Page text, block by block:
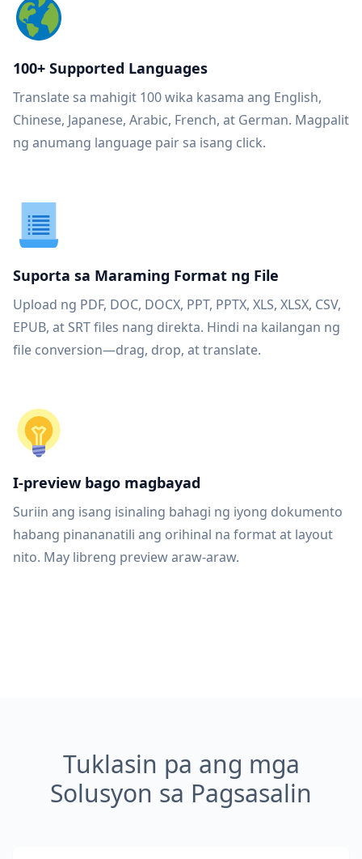
100+ Supported Languages
Translate sa mahigit 100 wika kasama ang English,
Chinese, Japanese, Arabic, French, at German. Magpalit
ng anumang language pair sa isang click.
Suporta sa Maraming Format ng File
Upload ng PDF, DOC, DOCX, PPT, PPTX, XLS, XLSX, CSV,
EPUB, at SRT files nang direkta. Hindi na kailangan ng
file conversion—drag, drop, at translate.
I-preview bago magbayad
Suriin ang isang isinaling bahagi ng iyong dokumento
habang pinananatili ang orihinal na format at layout
nito. May libreng preview araw-araw.
Tuklasin pa ang mga
Solusyon sa Pagsasalin